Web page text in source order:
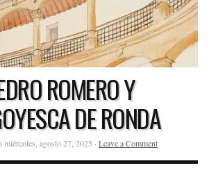
ROMERO Y
DE RONDA
miércoles, agosto 27, 2025 · Leave a Comment